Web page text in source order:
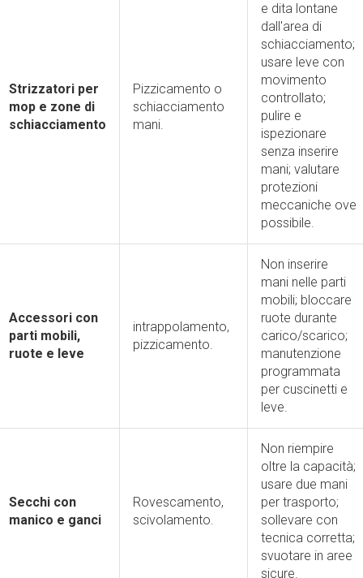
Strizzatori per
mop e zone di
schiacciamento
Pizzicamento o
schiacciamento
mani.
e dita lontane
dall'area di
schiacciamento;
usare leve con
movimento
controllato;
pulire e
ispezionare
senza inserire
mani; valutare
protezioni
meccaniche ove
possibile.
Accessori con
parti mobili,
ruote e leve
intrappolamento,
pizzicamento.
Non inserire
mani nelle parti
mobili; bloccare
ruote durante
carico/scarico;
manutenzione
programmata
per cuscinetti e
leve.
Secchi con
manico e ganci
Rovescamento,
scivolamento.
Non riempire
oltre la capacità;
usare due mani
per trasporto;
sollevare con
tecnica corretta;
svuotare in aree
sicure.